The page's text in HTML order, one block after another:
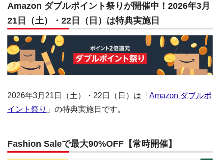
Amazon ダブルポイント祭りが開催中！2026年3月
21日（土）・22日（日）は特典実施日
2026年3月21日（土）・22日（日）は「 Amazon ダブルポ
イント祭り 」の特典実施日です。
Fashion Saleで最大90%OFF【常時開催】